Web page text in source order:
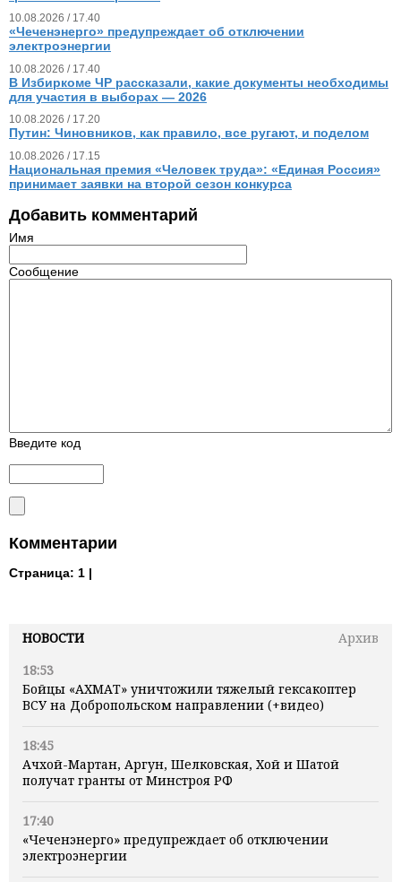
НОВОСТИ
Архив
18:53
Бойцы «АХМАТ» уничтожили тяжелый гексакоптер
ВСУ на Добропольском направлении (+видео)
18:45
Ачхой-Мартан, Аргун, Шелковская, Хой и Шатой
получат гранты от Минстроя РФ
17:40
«Чеченэнерго» предупреждает об отключении
электроэнергии
10.08.2026 / 17.40
«Чеченэнерго» предупреждает об отключении
электроэнергии
10.08.2026 / 17.40
В Избиркоме ЧР рассказали, какие документы необходимы
для участия в выборах — 2026
10.08.2026 / 17.20
Путин: Чиновников, как правило, все ругают, и поделом
10.08.2026 / 17.15
Национальная премия «Человек труда»: «Единая Россия»
принимает заявки на второй сезон конкурса
Добавить комментарий
Имя
Сообщение
Введите код
Комментарии
Страница: 1 |